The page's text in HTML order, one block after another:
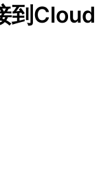
到Cloud